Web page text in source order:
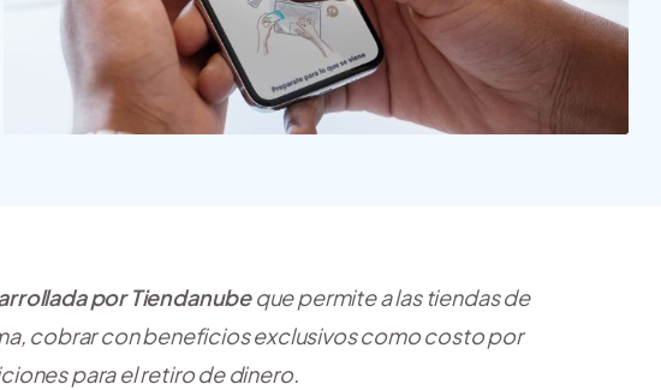
tienda
Tiendanube? Conocé
Nube para vender más
argentinas creadas con
Tiendanube
por Tiendanubeque permite a las tiendas de
cobrar con beneficios exclusivos como costo por
para el retiro de dinero.